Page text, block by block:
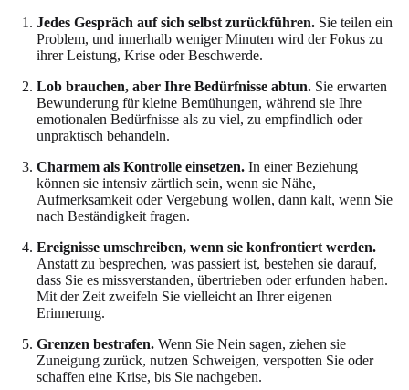
Jedes Gespräch auf sich selbst zurückführen. Sie teilen ein
Problem, und innerhalb weniger Minuten wird der Fokus zu
ihrer Leistung, Krise oder Beschwerde.
Lob brauchen, aber Ihre Bedürfnisse abtun. Sie erwarten
Bewunderung für kleine Bemühungen, während sie Ihre
emotionalen Bedürfnisse als zu viel, zu empfindlich oder
unpraktisch behandeln.
Charmem als Kontrolle einsetzen. In einer Beziehung
können sie intensiv zärtlich sein, wenn sie Nähe,
Aufmerksamkeit oder Vergebung wollen, dann kalt, wenn Sie
nach Beständigkeit fragen.
Ereignisse umschreiben, wenn sie konfrontiert werden.
Anstatt zu besprechen, was passiert ist, bestehen sie darauf,
dass Sie es missverstanden, übertrieben oder erfunden haben.
Mit der Zeit zweifeln Sie vielleicht an Ihrer eigenen
Erinnerung.
Grenzen bestrafen. Wenn Sie Nein sagen, ziehen sie
Zuneigung zurück, nutzen Schweigen, verspotten Sie oder
schaffen eine Krise, bis Sie nachgeben.